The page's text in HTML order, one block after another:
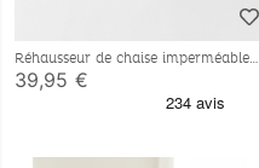
Réhausseur de chaise imperméable
39,95 €